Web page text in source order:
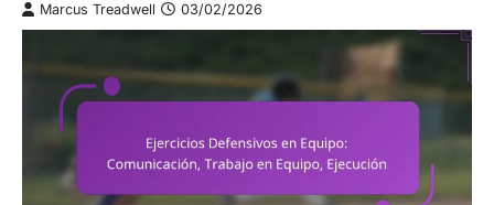
Marcus Treadwell 03/02/2026